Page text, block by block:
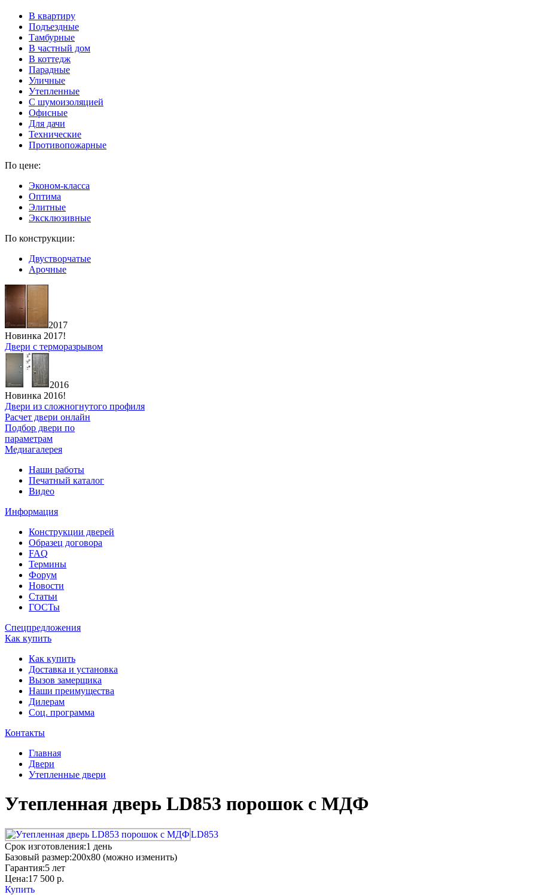
В квартиру
Подъездные
Тамбурные
В частный дом
В коттедж
Парадные
Уличные
Утепленные
C шумоизоляцией
Офисные
Для дачи
Технические
Противопожарные
По цене:
Эконом-класса
Оптима
Элитные
Эксклюзивные
По конструкции:
Двустворчатые
Арочные
2017
Новинка 2017!
Двери с терморазрывом
2016
Новинка 2016!
Двери из сложногнутого профиля
Расчет двери онлайн
Подбор двери по
параметрам
Медиагалерея
Наши работы
Печатный каталог
Видео
Информация
Конструкции дверей
Образец договора
FAQ
Термины
Форум
Новости
Статьи
ГОСТы
Спецпредложения
Как купить
Как купить
Доставка и установка
Вызов замерщика
Наши преимущества
Дилерам
Соц. программа
Контакты
Главная
Двери
Утепленные двери
Утепленная дверь LD853 порошок с МДФ
LD853
Срок изготовления:1 день
Базовый размер:200x80 (можно изменить)
Гарантия:5 лет
Цена:17 500 р.
Купить